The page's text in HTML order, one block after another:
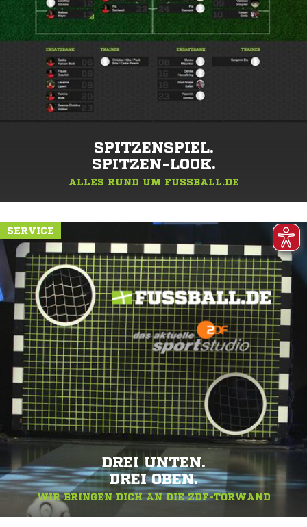
SPITZENSPIEL.
SPITZEN-LOOK.
ALLES RUND UM FUSSBALL.DE
SERVICE
DREI UNTEN.
DREI OBEN.
WIR BRINGEN DICH AN DIE ZDF-TORWAND